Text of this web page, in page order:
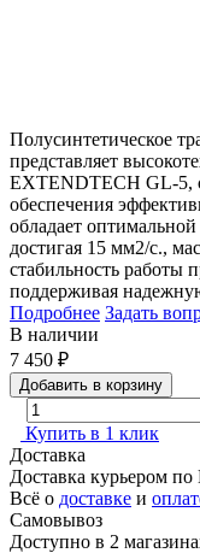
Полусинтетическое
представляет
EXTENDTECH GL-5,
обеспечения
обладает
достигая 15 мм2/с.,
стабильность работы
поддерживая
Подробнее Задать
В наличии
7 450 ₽
Добавить в корзину
Купить в 1 клик
Доставка
Доставка курьером по
Всё о доставке и
Самовывоз
Доступно в 2